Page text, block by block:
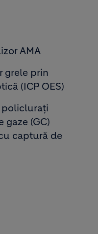
AMA
grele prin
(ICP OES)
policluraţi
gaze (GC)
captură de